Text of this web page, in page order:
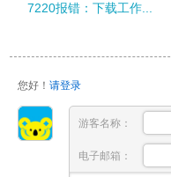
7220报错：下载工作...
您好！ 请登录
游客名称：
电子邮箱：